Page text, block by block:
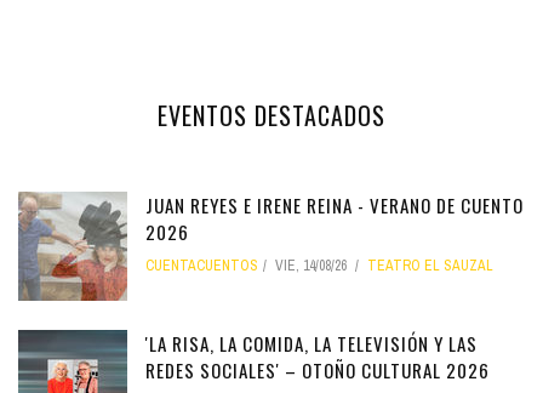
EVENTOS DESTACADOS
JUAN REYES E IRENE REINA - VERANO DE CUENTO
2026
CUENTACUENTOS VIE, 14/08/26 TEATRO EL SAUZAL
'LA RISA, LA COMIDA, LA TELEVISIÓN Y LAS
REDES SOCIALES' – OTOÑO CULTURAL 2026